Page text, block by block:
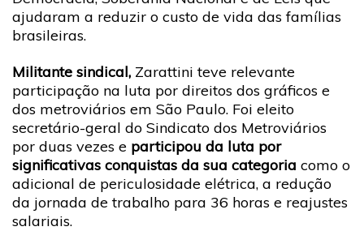
ajudaram a reduzir o custo de vida das famílias
brasileiras.
Militante sindical, Zarattini teve relevante
participação na luta por direitos dos gráficos e
dos metroviários em São Paulo. Foi eleito
secretário-geral do Sindicato dos Metroviários
por duas vezes e participou da luta por
significativas conquistas da sua categoria como o
adicional de periculosidade elétrica, a redução
da jornada de trabalho para 36 horas e reajustes
salariais.